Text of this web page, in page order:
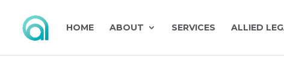
HOME ABOUT SERVICES ALLIED